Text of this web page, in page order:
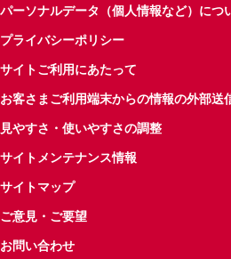
パーソナルデータ（個人情報など）につ
プライバシーポリシー
サイトご利用にあたって
お客さまご利用端末からの情報の外部送
見やすさ・使いやすさの調整
サイトメンテナンス情報
サイトマップ
ご意見・ご要望
お問い合わせ